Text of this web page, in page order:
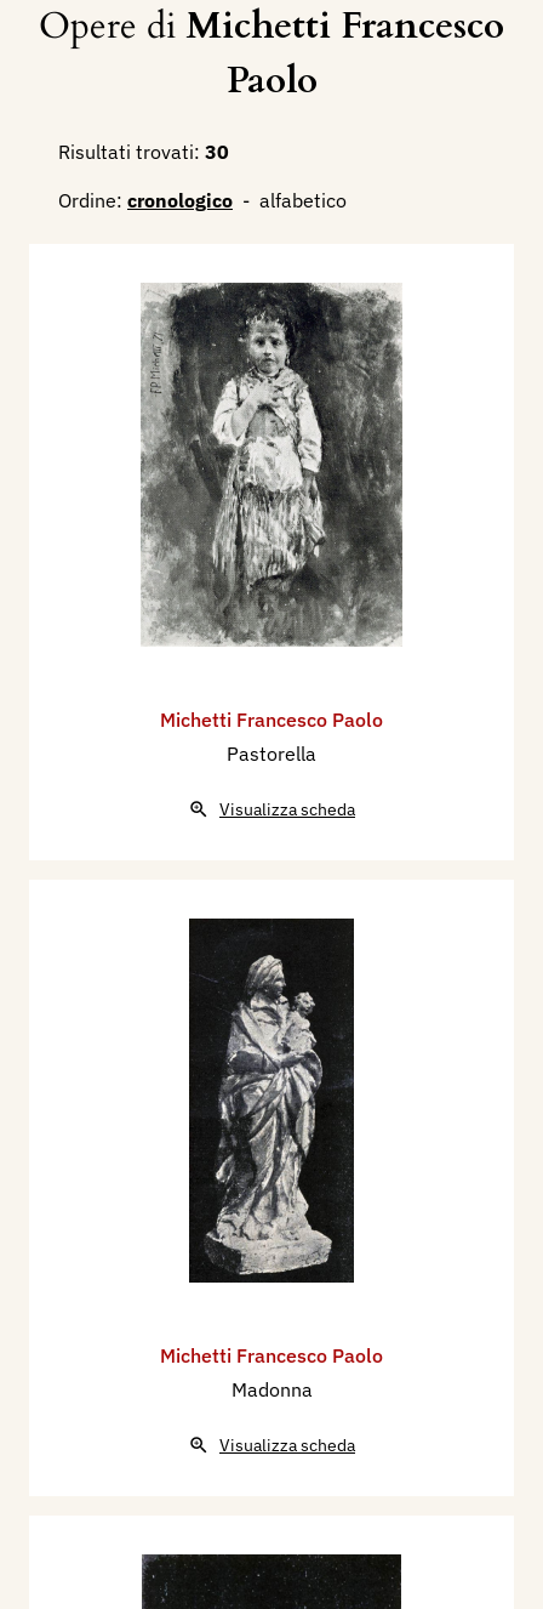
Opere diMichetti Francesco
Paolo
Risultati trovati: 30
Ordine: cronologico - alfabetico
Michetti Francesco Paolo
Pastorella
Visualizza scheda
Michetti Francesco Paolo
Madonna
Visualizza scheda